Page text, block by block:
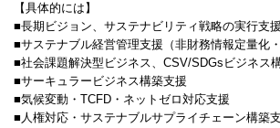
【具体的には】
■長期ビジョン、サステナビリティ戦略の実行支援
■サステナブル経営管理支援（非財務情報定量化
■社会課題解決型ビジネス、CSV/SDGsビジネス
■サーキュラービジネス構築支援
■気候変動・TCFD・ネットゼロ対応支援
■人権対応・サステナブルサプライチェーン構築